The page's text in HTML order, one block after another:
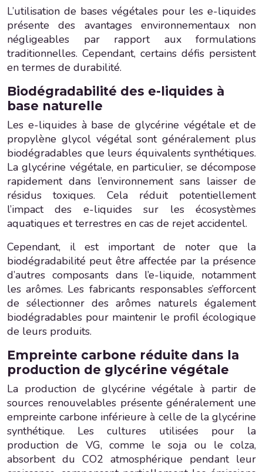
L’utilisation de bases végétales pour les e-liquides
présente des avantages environnementaux non
négligeables par rapport aux formulations
traditionnelles. Cependant, certains défis persistent
en termes de durabilité.
Biodégradabilité des e-liquides à
base naturelle
Les e-liquides à base de glycérine végétale et de
propylène glycol végétal sont généralement plus
biodégradables que leurs équivalents synthétiques.
La glycérine végétale, en particulier, se décompose
rapidement dans l’environnement sans laisser de
résidus toxiques. Cela réduit potentiellement
l’impact des e-liquides sur les écosystèmes
aquatiques et terrestres en cas de rejet accidentel.
Cependant, il est important de noter que la
biodégradabilité peut être affectée par la présence
d’autres composants dans l’e-liquide, notamment
les arômes. Les fabricants responsables s’efforcent
de sélectionner des arômes naturels également
biodégradables pour maintenir le profil écologique
de leurs produits.
Empreinte carbone réduite dans la
production de glycérine végétale
La production de glycérine végétale à partir de
sources renouvelables présente généralement une
empreinte carbone inférieure à celle de la glycérine
synthétique. Les cultures utilisées pour la
production de VG, comme le soja ou le colza,
absorbent du CO2 atmosphérique pendant leur